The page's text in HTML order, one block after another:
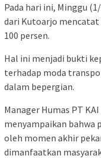
Pada hari ini, Minggu
dari Kutoarjo
100 persen.
Hal ini menjadi bukti
terhadap moda
dalam bepergian.
Manager Humas PT
menyampaikan bahwa
oleh momen akhir
dimanfaatkan